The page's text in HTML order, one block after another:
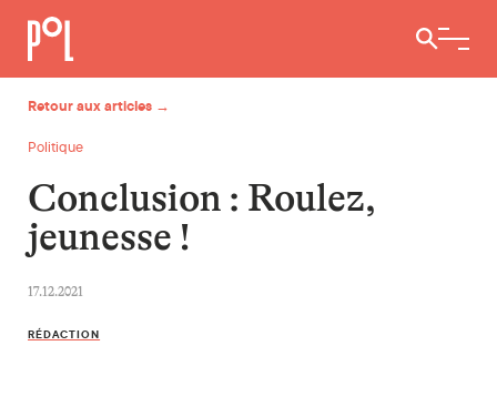
Ouvrir /
Retour aux articles →
Politique
Conclusion : Roulez,
jeunesse !
17.12.2021
RÉDACTION